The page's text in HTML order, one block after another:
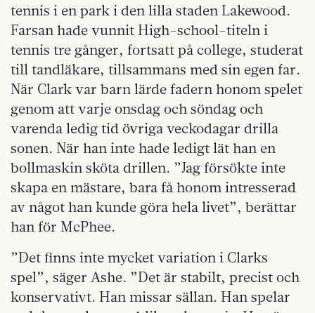
tennis i en park i den lilla staden Lakewood.
Farsan hade vunnit High-school-titeln i
tennis tre gånger, fortsatt på college, studerat
till tandläkare, tillsammans med sin egen far.
När Clark var barn lärde fadern honom spelet
genom att varje onsdag och söndag och
varenda ledig tid övriga veckodagar drilla
sonen. När han inte hade ledigt lät han en
bollmaskin sköta drillen. ”Jag försökte inte
skapa en mästare, bara få honom intresserad
av något han kunde göra hela livet”, berättar
han för McPhee.
”Det finns inte mycket variation i Clarks
spel”, säger Ashe. ”Det är stabilt, precist och
konservativt. Han missar sällan. Han spelar